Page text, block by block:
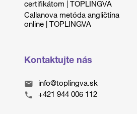
certifikátom | TOPLINGVA
Callanova metóda angličtina
online | TOPLINGVA
Kontaktujte nás
info@toplingva.sk
+421 944 006 112